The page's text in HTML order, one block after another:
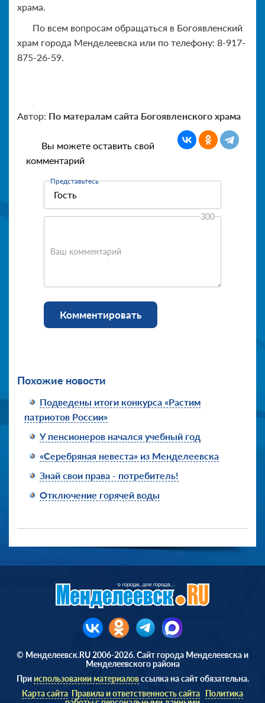
храма.
По всем вопросам обращаться в Богоявленский
храм города Менделеевска или по телефону: 8-917-
875-26-59.
Автор: По матералам сайта Богоявленского храма
Вы можете оставить свой
комментарий
Представьтесь
Ваш комментарий
300
Комментировать
Похожие новости
Подведены итоги конкурса «Растим
патриотов России»
У пенсионеров начался учебный год
«Серебряная невеста» из Менделеевска
Знай свои права - потребитель!
Отключение горячей воды
© Менделеевск.RU 2006-2026. Сайт города Менделеевска и
Менделеевского района
Прииспользовании материаловссылка на сайт обязательна.
Карта сайта Правила и ответственность сайта Политика